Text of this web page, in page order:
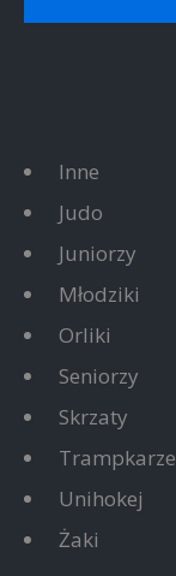
Inne
Judo
Juniorzy
Młodziki
Orliki
Seniorzy
Skrzaty
Trampkarze
Unihokej
Żaki